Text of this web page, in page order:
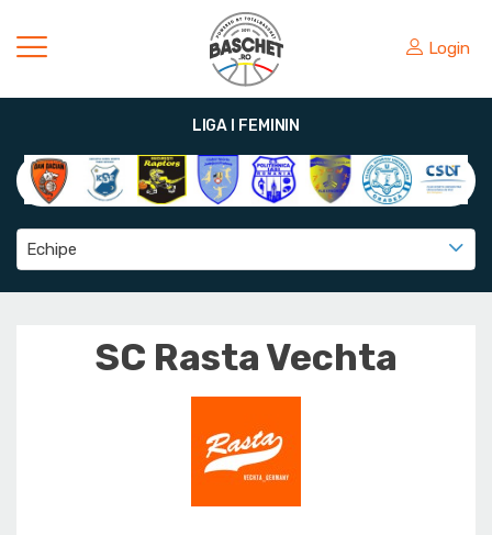
Login
LIGA I FEMININ
Echipe
SC Rasta Vechta